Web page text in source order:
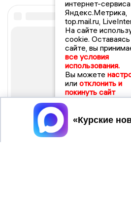
интернет-сервиса
Яндекс.Метрика,
top.mail.ru,
На сайте
cookie.
сайте, вы
все условия
использования.
Вы можете
или отклонить и
покинуть сайт
Принять